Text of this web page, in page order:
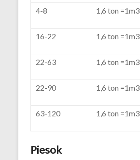
4-8
1,6 ton =1m3
16-22 1,6 ton =1m3
22-63 1,6 ton =1m3
22-90 1,6 ton =1m3
63-120 1,6 ton =1m3
Piesok